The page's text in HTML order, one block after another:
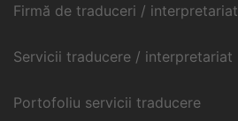
Firmă de traduceri / interpretariat
Servicii traducere / interpretariat
Portofoliu servicii traducere